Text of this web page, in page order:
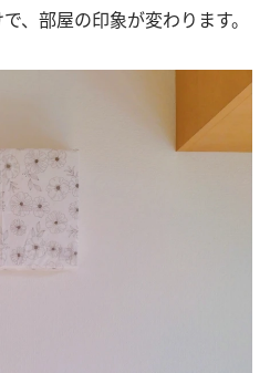
、部屋の印象が変わります。